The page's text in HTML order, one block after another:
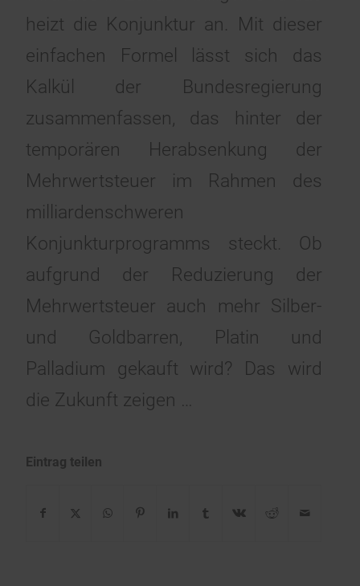
heizt die Konjunktur an. Mit dieser
einfachen Formel lässt sich das
Kalkül der Bundesregierung
zusammenfassen, das hinter der
temporären Herabsenkung der
Mehrwertsteuer im Rahmen des
milliardenschweren
Konjunkturprogramms steckt. Ob
aufgrund der Reduzierung der
Mehrwertsteuer auch mehr Silber-
und Goldbarren, Platin und
Palladium gekauft wird? Das wird
die Zukunft zeigen …
Eintrag teilen